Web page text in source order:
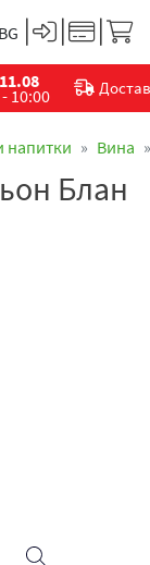
10:00
напитки Вина
Блан